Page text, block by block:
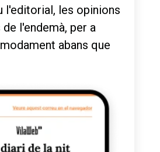
l'editorial, les opinions
l'endemà, per a
abans que